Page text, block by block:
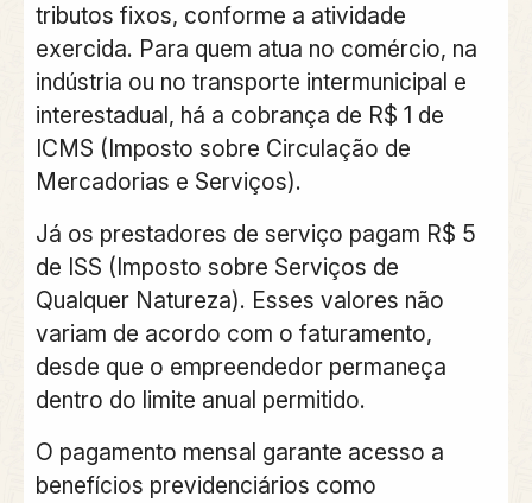
tributos fixos, conforme a atividade
exercida. Para quem atua no comércio, na
indústria ou no transporte intermunicipal e
interestadual, há a cobrança de R$ 1 de
ICMS (Imposto sobre Circulação de
Mercadorias e Serviços).
Já os prestadores de serviço pagam R$ 5
de ISS (Imposto sobre Serviços de
Qualquer Natureza). Esses valores não
variam de acordo com o faturamento,
desde que o empreendedor permaneça
dentro do limite anual permitido.
O pagamento mensal garante acesso a
benefícios previdenciários como